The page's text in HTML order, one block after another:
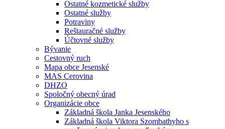
Ostatné kozmetické služby
Ostatné služby
Potraviny
Reštauračné služby
Účtovné služby
Bývanie
Cestovný ruch
Mapa obce Jesenské
MAS Cerovina
DHZO
Spoločný obecný úrad
Organizácie obce
Základná škola Janka Jesenského
Základná škola Viktora Szombathyho s